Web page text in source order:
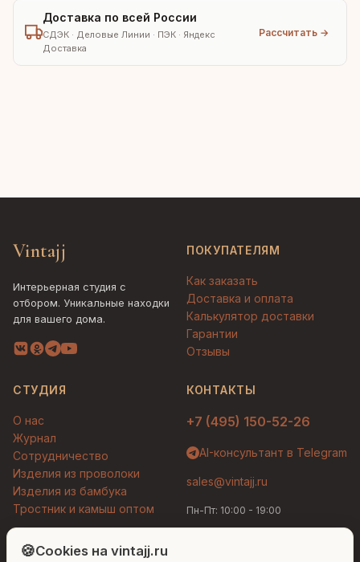
Доставка по всей России
СДЭК · Деловые Линии · ПЭК · Яндекс
Доставка
Рассчитать →
Vintajj
Интерьерная студия с
отбором. Уникальные находки
для вашего дома.
ПОКУПАТЕЛЯМ
Как заказать
Доставка и оплата
Калькулятор доставки
Гарантии
Отзывы
СТУДИЯ
О нас
Журнал
Сотрудничество
Изделия из проволоки
Изделия из бамбука
Тростник и камыш оптом
КОНТАКТЫ
+7 (495) 150-52-26
AI-консультант в Telegram
sales@vintajj.ru
Пн-Пт: 10:00 - 19:00
🍪Cookies на vintajj.ru
Людмила